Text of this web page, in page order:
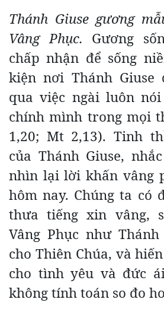
Thánh Giuse gương
Vâng Phục. Gương
chấp nhận để sống
kiện nơi Thánh Giuse
qua việc ngài luôn
chính mình trong mọi
1,20; Mt 2,13). Tinh
của Thánh Giuse,
nhìn lại lời khấn vâng
hôm nay. Chúng ta có
thưa tiếng xin vâng,
Vâng Phục như
cho Thiên Chúa, và
cho tình yêu và đức
không tính toán so đo